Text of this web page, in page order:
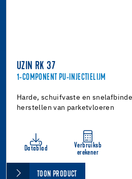
UZIN RK 37
1-COMPONENT PU-INJECTIELIJM
Harde, schuifvaste en
herstellen van parketvloeren
Datablad
Verbruiksb
erekener
TOON PRODUCT